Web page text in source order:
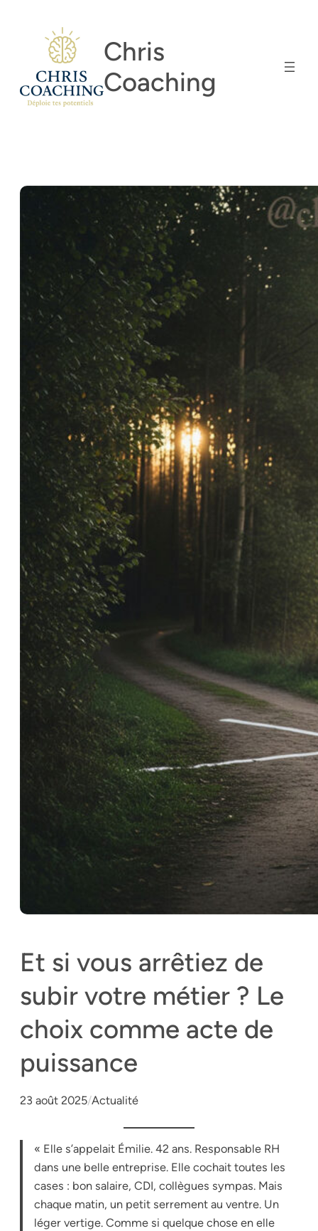
Chris
Coaching
Et si vous arrêtiez de
subir votre métier ? Le
choix comme acte de
puissance
23 août 2025/Actualité
« Elle s’appelait Émilie. 42 ans. Responsable RH
dans une belle entreprise. Elle cochait toutes les
cases : bon salaire, CDI, collègues sympas. Mais
chaque matin, un petit serrement au ventre. Un
léger vertige. Comme si quelque chose en elle